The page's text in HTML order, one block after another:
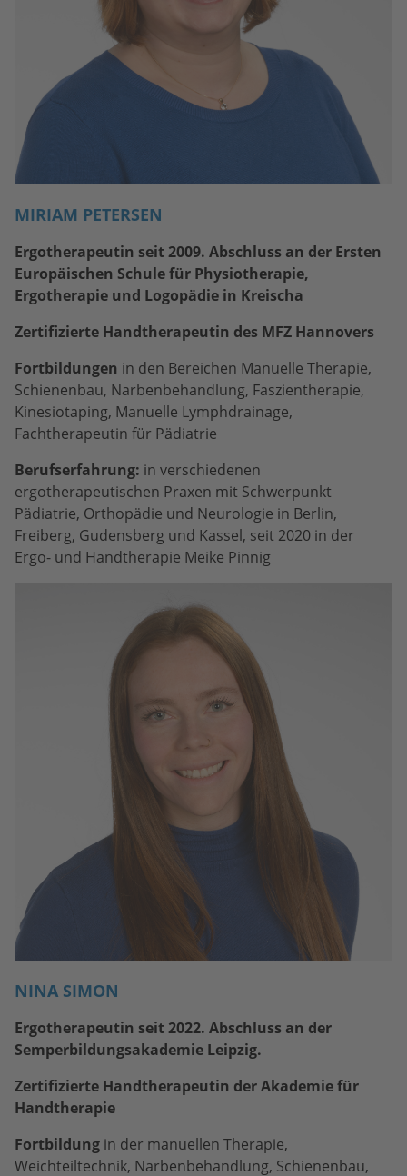
MIRIAM PETERSEN
Ergotherapeutin seit 2009. Abschluss an der Ersten
Europäischen Schule für Physiotherapie,
Ergotherapie und Logopädie in Kreischa
Zertifizierte Handtherapeutin des MFZ Hannovers
Fortbildungen in den Bereichen Manuelle Therapie,
Schienenbau, Narbenbehandlung, Faszientherapie,
Kinesiotaping, Manuelle Lymphdrainage,
Fachtherapeutin für Pädiatrie
Berufserfahrung: in verschiedenen
ergotherapeutischen Praxen mit Schwerpunkt
Pädiatrie, Orthopädie und Neurologie in Berlin,
Freiberg, Gudensberg und Kassel, seit 2020 in der
Ergo- und Handtherapie Meike Pinnig
NINA SIMON
Ergotherapeutin seit 2022. Abschluss an der
Semperbildungsakademie Leipzig.
Zertifizierte Handtherapeutin der Akademie für
Handtherapie
Fortbildung in der manuellen Therapie,
Weichteiltechnik, Narbenbehandlung, Schienenbau,